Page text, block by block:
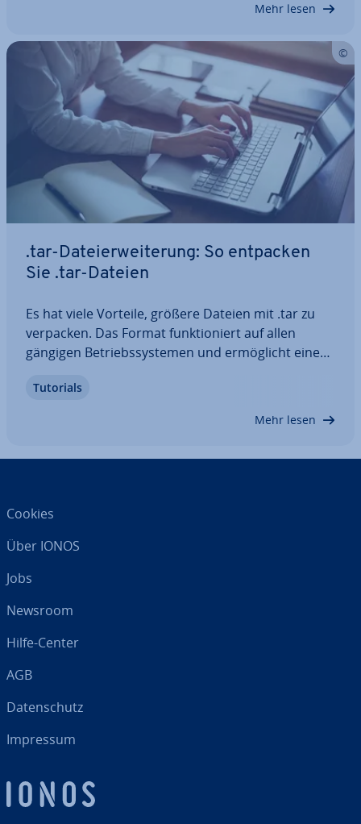
Mehr lesen
.tar-Da­tei­er­wei­te­rung: So entpacken
Sie .tar-Dateien
Es hat viele Vorteile, größere Dateien mit .tar zu
verpacken. Das Format funk­tio­niert auf allen
gängigen Be­triebs­sys­te­men und er­mög­licht eine
und Da­ten­men­gen. Hier erklären wir Ihnen, was es
Tutorials
Mehr lesen
Cookies
Über IONOS
Jobs
Newsroom
Hilfe-Center
AGB
Da­ten­schutz
Impressum